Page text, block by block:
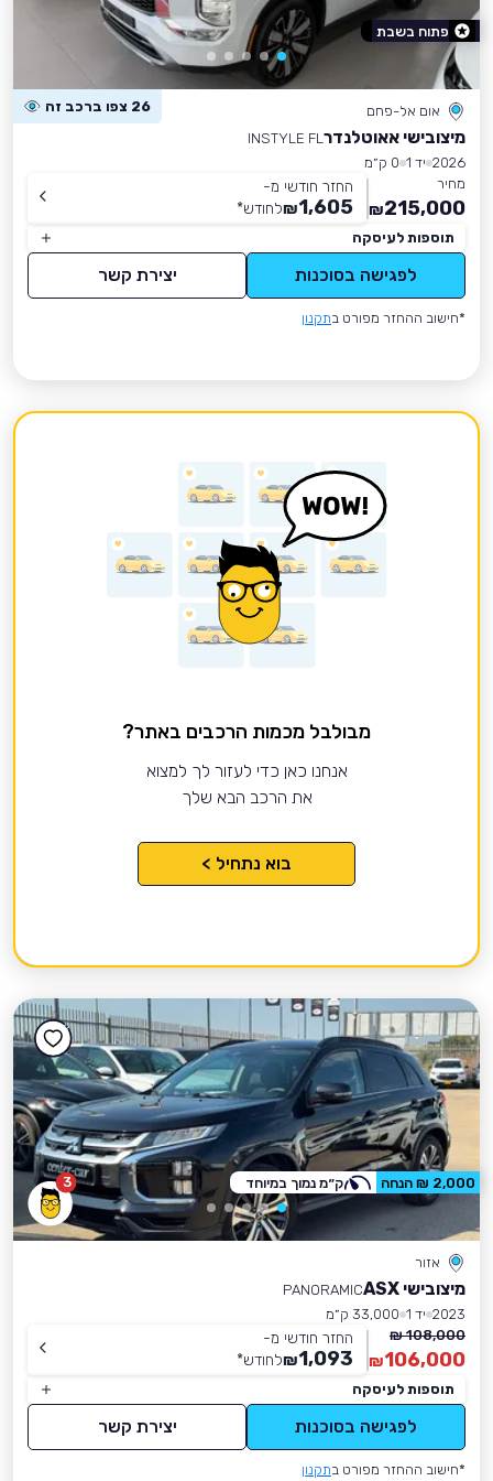
אום אל-פחם 26 צפו ברכב זה
מיצובישי אאוטלנדר INSTYLE FL
2026 יד 1
0 ק״מ
מחיר
215,000
₪
החזר חודשי מ-
1,605
₪לחודש*
תוספות לעיסקה
לפגישה בסוכנות יצירת קשר
*חישוב ההחזר מפורט בתקנון
פתוח בשבת
מבולבל מכמות הרכבים באתר?
אנחנו כאן כדי לעזור לך למצוא
את הרכב הבא שלך
בוא נתחיל >
3
אזור
מיצובישי ASX
PANORAMIC
2023 יד 1
33,000 ק״מ
108,000 ₪
106,000
₪
החזר חודשי מ-
1,093
₪לחודש*
תוספות לעיסקה
לפגישה בסוכנות יצירת קשר
*חישוב ההחזר מפורט בתקנון
2,000 ₪ הנחה ק״מ נמוך במיוחד